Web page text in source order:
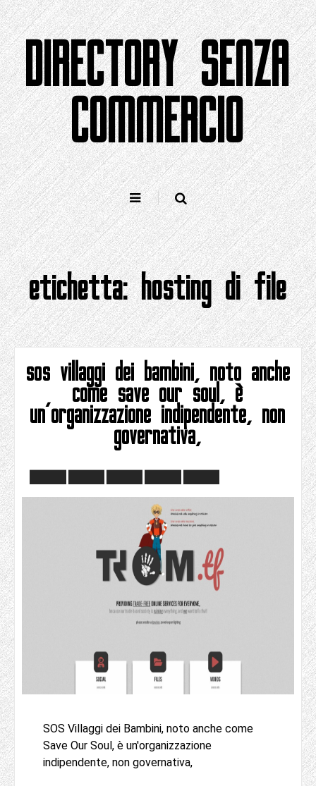
Salta
al
contenutoDIRECTORY SENZA
COMMERCIO
etichetta:hosting di file
sos villaggi dei bambini, noto anche
come save our soul, è
un'organizzazione indipendente, non
governativa,
SOS Villaggi dei Bambini, noto anche come
Save Our Soul, è un'organizzazione
indipendente, non governativa,